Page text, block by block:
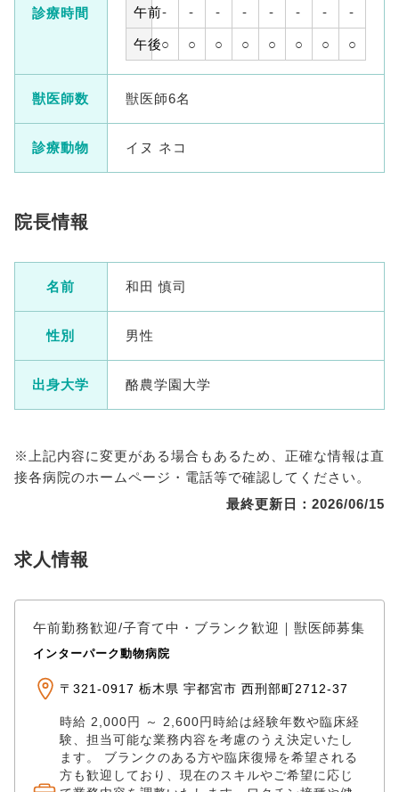
診療時間
午前- - - - - - - -
午後○ ○ ○ ○ ○ ○ ○ ○
獣医師数 獣医師6名
診療動物 イヌ ネコ
院長情報
名前 和田 慎司
性別 男性
出身大学 酪農学園大学
※上記内容に変更がある場合もあるため、正確な情報は直
接各病院のホームページ・電話等で確認してください。
最終更新日：2026/06/15
求人情報
午前勤務歓迎/子育て中・ブランク歓迎｜獣医師募集
インターパーク動物病院
〒321-0917 栃木県 宇都宮市 西刑部町2712-37
時給 2,000円 ～ 2,600円時給は経験年数や臨床経
験、担当可能な業務内容を考慮のうえ決定いたし
ます。 ブランクのある方や臨床復帰を希望される
方も歓迎しており、現在のスキルやご希望に応じ